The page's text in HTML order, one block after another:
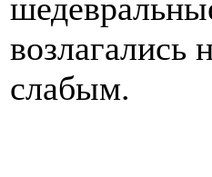
возлагались
слабым.